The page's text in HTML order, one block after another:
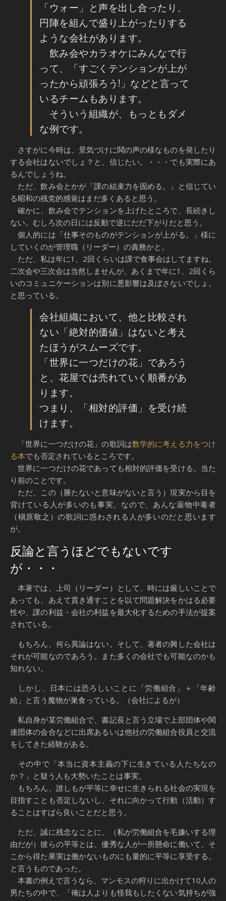
「ウォー」と声を出し合ったり、
円陣を組んで盛り上がったりする
ような会社があります。
飲み会やカラオケにみんなで行
って、「すごくテンションが上が
ったから頑張ろう!」などと言って
いるチームもあります。
そういう組織が、もっともダメ
な例です。
さすがに今時は、景気づけに鬨の声の様なものを発したり
する会社はないでしょ？と、信じたい。・・・でも実際にあ
るんでしょうね。
ただ、飲み会とかが「課の結束力を固める。」と信じてい
る昭和の残党的感覚はまだ多くあると思う。
確かに、飲み会でテンションを上げたところで、長続きし
ない。むしろ次の日には反動で逆にだだ下がりだと思う。
個人的には「仕事そのものがテンションが上がる。」様に
していくのが管理職（リーダー）の責務かと。
ただ、私は年に1、2回くらいは課で食事会はしてますね。
二次会や三次会は当然しませんが、あくまで年に1、2回くら
いのコミュニケーションは別に悪影響は及ぼさないでしょ。
と思っている。
会社組織において、他と比較され
ない「絶対的価値」はないと考え
たほうがスムーズです。
「世界に一つだけの花」であろう
と、花屋では売れていく順番があ
ります。
つまり、「相対的評価」を受け続
けます。
「世界に一つだけの花」の歌詞は数学的に考える力をつけ
る本でも否定されているところです。
世界に一つだけの花であっても相対的評価を受ける。当た
り前のことです。
ただ、この（勝たないと意味がないと言う）現実から目を
背けている人が多いのも事実。なので、あんな薬物中毒者
（槇原敬之）の歌詞に惑わされる人が多いのだと思います
が。
反論と言うほどでもないです
が・・・
本著では、上司（リーダー）として、時には厳しいことで
あっても、あえて貫き通すことを以て問題解決をかはる必要
性や、課の利益・会社の利益を最大化するための手法が提案
されている。
もちろん、何ら異論はない。そして、著者の興した会社は
それが可能なのであろう。また多くの会社でも可能なのかも
知れない。
しかし、日本には恐ろしいことに「労働組合」＋「年齢
給」と言う魔物が巣食っている。（会社によるが）
私自身が某労働組合で、書記長と言う立場で上部団体や関
連団体の会合などに出席あるいは他社の労働組合役員と交流
をしてきた経験がある。
その中で「本当に資本主義の下に生きている人たちなの
か？」と疑う人も大勢いたことは事実。
もちろん、誰しもが平等に幸せに生きられる社会の実現を
目指すことも否定しないし、それに向かって行動（活動）す
ることはすばら良いことだと思う。
ただ、誠に残念なことに、（私が労働組合を毛嫌いする理
由だが）彼らの平等とは、優秀な人が一所懸命に働いて、そ
こから得た果実は働かないものにも量的に平等に享受する。
と言うものであった。
本書の例えで言うなら、マンモスの狩りに出かけて10人の
男たちの中で、「俺は人よりも怪我もしたくない気持ちが強